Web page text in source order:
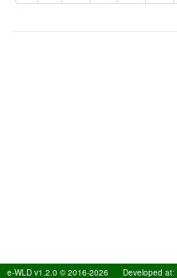
e-WLD v1.2.0 © 2016-2026 Developed at: